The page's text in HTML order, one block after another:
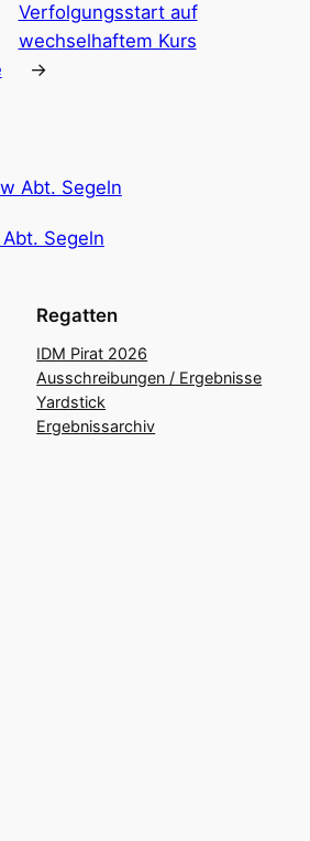
Verfolgungsstart auf
wechselhaftem Kurs
→
Segeln
Regatten
IDM Pirat 2026
Ausschreibungen / Ergebnisse
Yardstick
Ergebnissarchiv